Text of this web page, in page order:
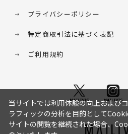
プライバシーポリシー
特定商取引法に基づく表記
ご利用規約
当サイトでは利用体験の向上および
ラフィックの分析を目的として
サイトの閲覧を継続された場合、